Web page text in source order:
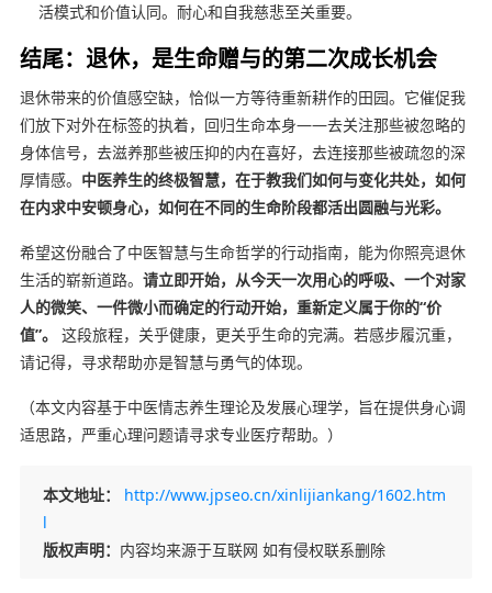
活模式和价值认同。耐心和自我慈悲至关重要。
结尾：退休，是生命赠与的第二次成长机会
退休带来的价值感空缺，恰似一方等待重新耕作的田园。它催促我
们放下对外在标签的执着，回归生命本身——去关注那些被忽略的
身体信号，去滋养那些被压抑的内在喜好，去连接那些被疏忽的深
厚情感。 中医养生的终极智慧，在于教我们如何与变化共处，如何
在内求中安顿身心，如何在不同的生命阶段都活出圆融与光彩。
希望这份融合了中医智慧与生命哲学的行动指南，能为你照亮退休
生活的崭新道路。 请立即开始，从今天一次用心的呼吸、一个对家
人的微笑、一件微小而确定的行动开始，重新定义属于你的“价
值”。
这段旅程，关乎健康，更关乎生命的完满。若感步履沉重，
请记得，寻求帮助亦是智慧与勇气的体现。
（本文内容基于中医情志养生理论及发展心理学，旨在提供身心调
适思路，严重心理问题请寻求专业医疗帮助。）
本文地址：
http://www.jpseo.cn/xinlijiankang/1602.htm
l
版权声明： 内容均来源于互联网 如有侵权联系删除